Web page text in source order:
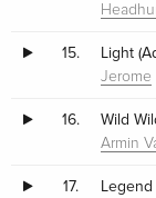
15. Light
Jerome
16. Wild
Armin
17. Legend